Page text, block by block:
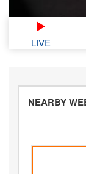
LIVE
NEARBY